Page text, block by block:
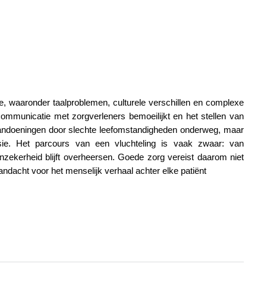
waaronder taalproblemen, culturele verschillen en complexe
met zorgverleners bemoeilijkt en het stellen van
door slechte leefomstandigheden onderweg, maar
Het parcours van een vluchteling is vaak zwaar: van
blijft overheersen. Goede zorg vereist daarom niet
voor het menselijk verhaal achter elke patiënt